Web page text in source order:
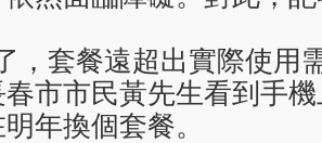
，套餐遠超出實際使用
市市民黃先生看到手
年換個套餐。